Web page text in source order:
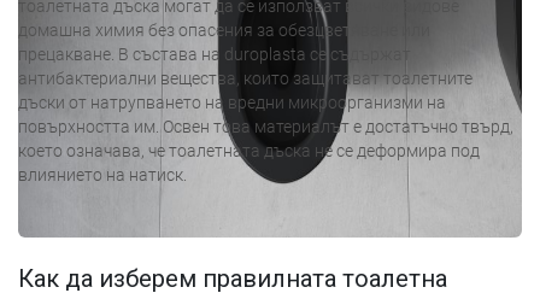
тоалетната дъска могат да се използват всички видове
домашна химия без опасения за обезцветяване или
прецакване. В състава на duroplasta се съдържат
антибактериални вещества, които защитават тоалетните
дъски от натрупването на вредни микроорганизми на
повърхността им. Освен това материалът е достатъчно твърд,
което означава, че тоалетната дъска не се деформира под
влиянието на натиск.
Как да изберем правилната тоалетна